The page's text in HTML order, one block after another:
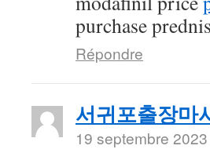
purchase
Répondre
서귀포출장마
19 septembre